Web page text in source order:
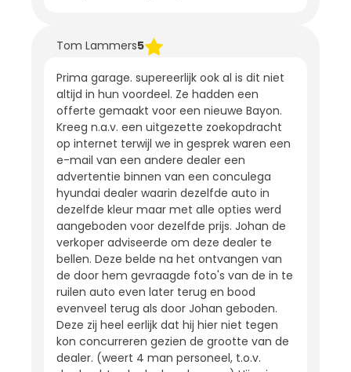
Tom Lammers5
Prima garage. supereerlijk ook al is dit niet
altijd in hun voordeel. Ze hadden een
offerte gemaakt voor een nieuwe Bayon.
Kreeg n.a.v. een uitgezette zoekopdracht
op internet terwijl we in gesprek waren een
e-mail van een andere dealer een
advertentie binnen van een conculega
hyundai dealer waarin dezelfde auto in
dezelfde kleur maar met alle opties werd
aangeboden voor dezelfde prijs. Johan de
verkoper adviseerde om deze dealer te
bellen. Deze belde na het ontvangen van
de door hem gevraagde foto's van de in te
ruilen auto even later terug en bood
evenveel terug als door Johan geboden.
Deze zij heel eerlijk dat hij hier niet tegen
kon concurreren gezien de grootte van de
dealer. (weert 4 man personeel, t.o.v.